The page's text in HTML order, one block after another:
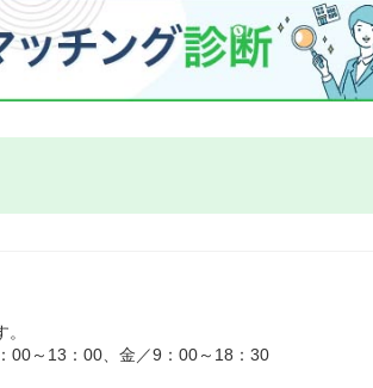
00～13：00、金／9：00～18：30